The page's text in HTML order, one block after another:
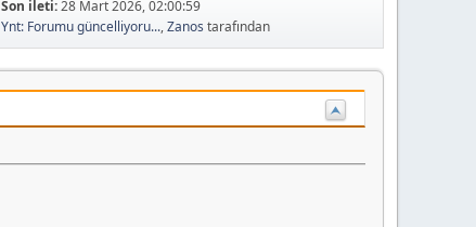
Son ileti:28 Mart 2026, 02:00:59
Ynt: Forumu güncelliyoru...,Zanos tarafından